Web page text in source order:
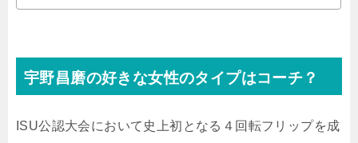
宇野昌磨の好きな女性のタイプはコーチ？
ISU公認大会において史上初となる４回転フリップを成